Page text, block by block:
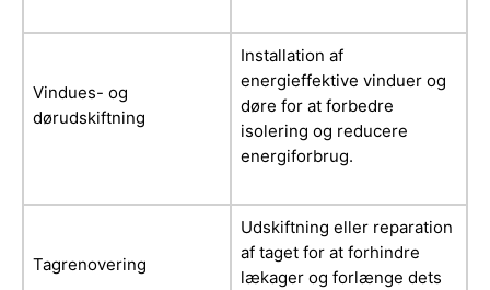
Vindues- og
dørudskiftning
Installation af
energieffektive vinduer og
døre for at forbedre
isolering og reducere
energiforbrug.
Tagrenovering
Udskiftning eller reparation
af taget for at forhindre
lækager og forlænge dets